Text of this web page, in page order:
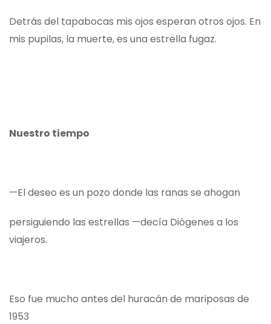
Detrás del tapabocas mis ojos esperan otros ojos. En
mis pupilas, la muerte, es una estrella fugaz.
Nuestro tiempo
—El deseo es un pozo donde las ranas se ahogan
persiguiendo las estrellas —decía Diógenes a los
viajeros.
Eso fue mucho antes del huracán de mariposas de
1953